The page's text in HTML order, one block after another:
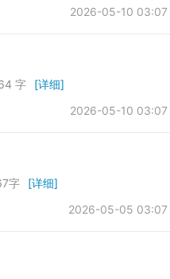
2026-05-10 03:07
字
[详细]
2026-05-10 03:07
字
[详细]
2026-05-05 03:07